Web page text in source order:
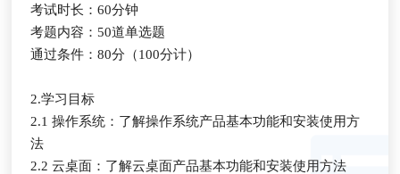
考试时长：60分钟
考题内容：50道单选题
通过条件：80分（100分计）
2.学习目标
2.1 操作系统：了解操作系统产品基本功能和安装使用方
法
2.2 云桌面：了解云桌面产品基本功能和安装使用方法